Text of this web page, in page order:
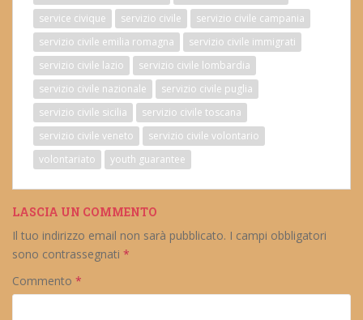
service civique
servizio civile
servizio civile campania
servizio civile emilia romagna
servizio civile immigrati
servizio civile lazio
servizio civile lombardia
servizio civile nazionale
servizio civile puglia
servizio civile sicilia
servizio civile toscana
servizio civile veneto
servizio civile volontario
volontariato
youth guarantee
LASCIA UN COMMENTO
Il tuo indirizzo email non sarà pubblicato. I campi obbligatori
sono contrassegnati *
Commento *